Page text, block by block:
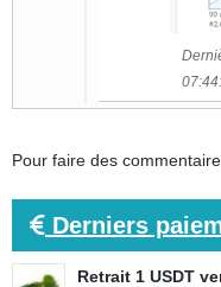
Pour faire des
Derniers
Retrait 1 USDT